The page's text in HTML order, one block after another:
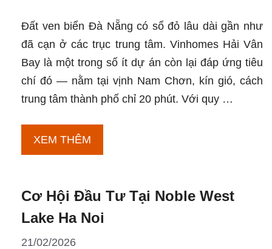
Đất ven biển Đà Nẵng có sổ đỏ lâu dài gần như
đã cạn ở các trục trung tâm. Vinhomes Hải Vân
Bay là một trong số ít dự án còn lại đáp ứng tiêu
chí đó — nằm tại vịnh Nam Chơn, kín gió, cách
trung tâm thành phố chỉ 20 phút. Với quy …
XEM THÊM
Hải
Bay
trong
Cơ Hội Đầu Tư Tại Noble West
Lake Ha Noi
21/02/2026